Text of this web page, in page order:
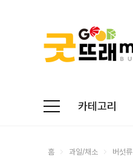
카테고리
홈 과일/채소 버섯류